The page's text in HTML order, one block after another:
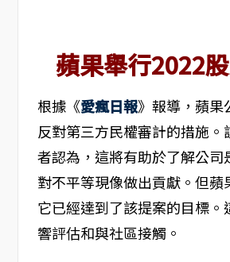
蘋果舉行2022
根據《愛瘋日報》報導，蘋果
反對第三方民權審計的措施。
者認為，這將有助於了解公司
對不平等現像做出貢獻。但蘋
它已經達到了該提案的目標。
響評估和與社區接觸。